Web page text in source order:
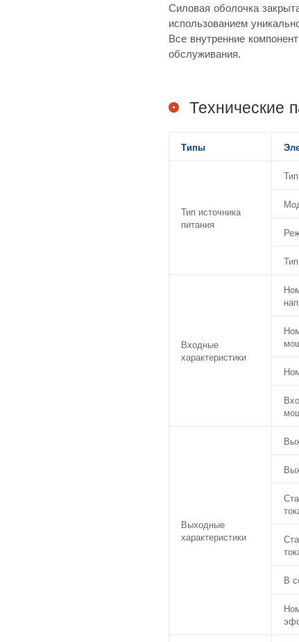
Силовая оболочка
использованием
Все внутренние
обслуживания.
Технические
Типы
Тип источника
питания
Входные
характеристики
Выходные
характеристики
В